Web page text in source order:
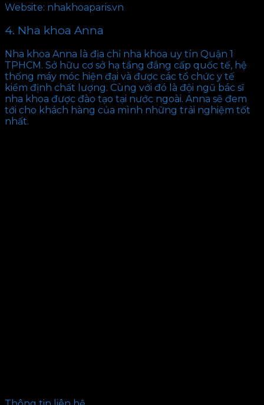
Website: nhakhoaparis.vn
4. Nha khoa Anna
Nha khoa Anna là địa chỉ nha khoa uy tín Quận 1
TPHCM. Sở hữu cơ sở hạ tầng đẳng cấp quốc tế, hệ
thống máy móc hiện đại và được các tổ chức y tế
kiểm định chất lượng. Cùng với đó là đội ngũ bác sĩ
nha khoa được đào tạo tại nước ngoài. Anna sẽ đem
tới cho khách hàng của mình những trải nghiệm tốt
nhất.